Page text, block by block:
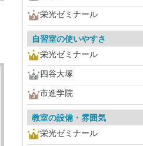
栄光ゼミナール
自習室の使いやすさ
栄光ゼミナール
四谷大塚
市進学院
教室の設備・雰囲気
栄光ゼミナール